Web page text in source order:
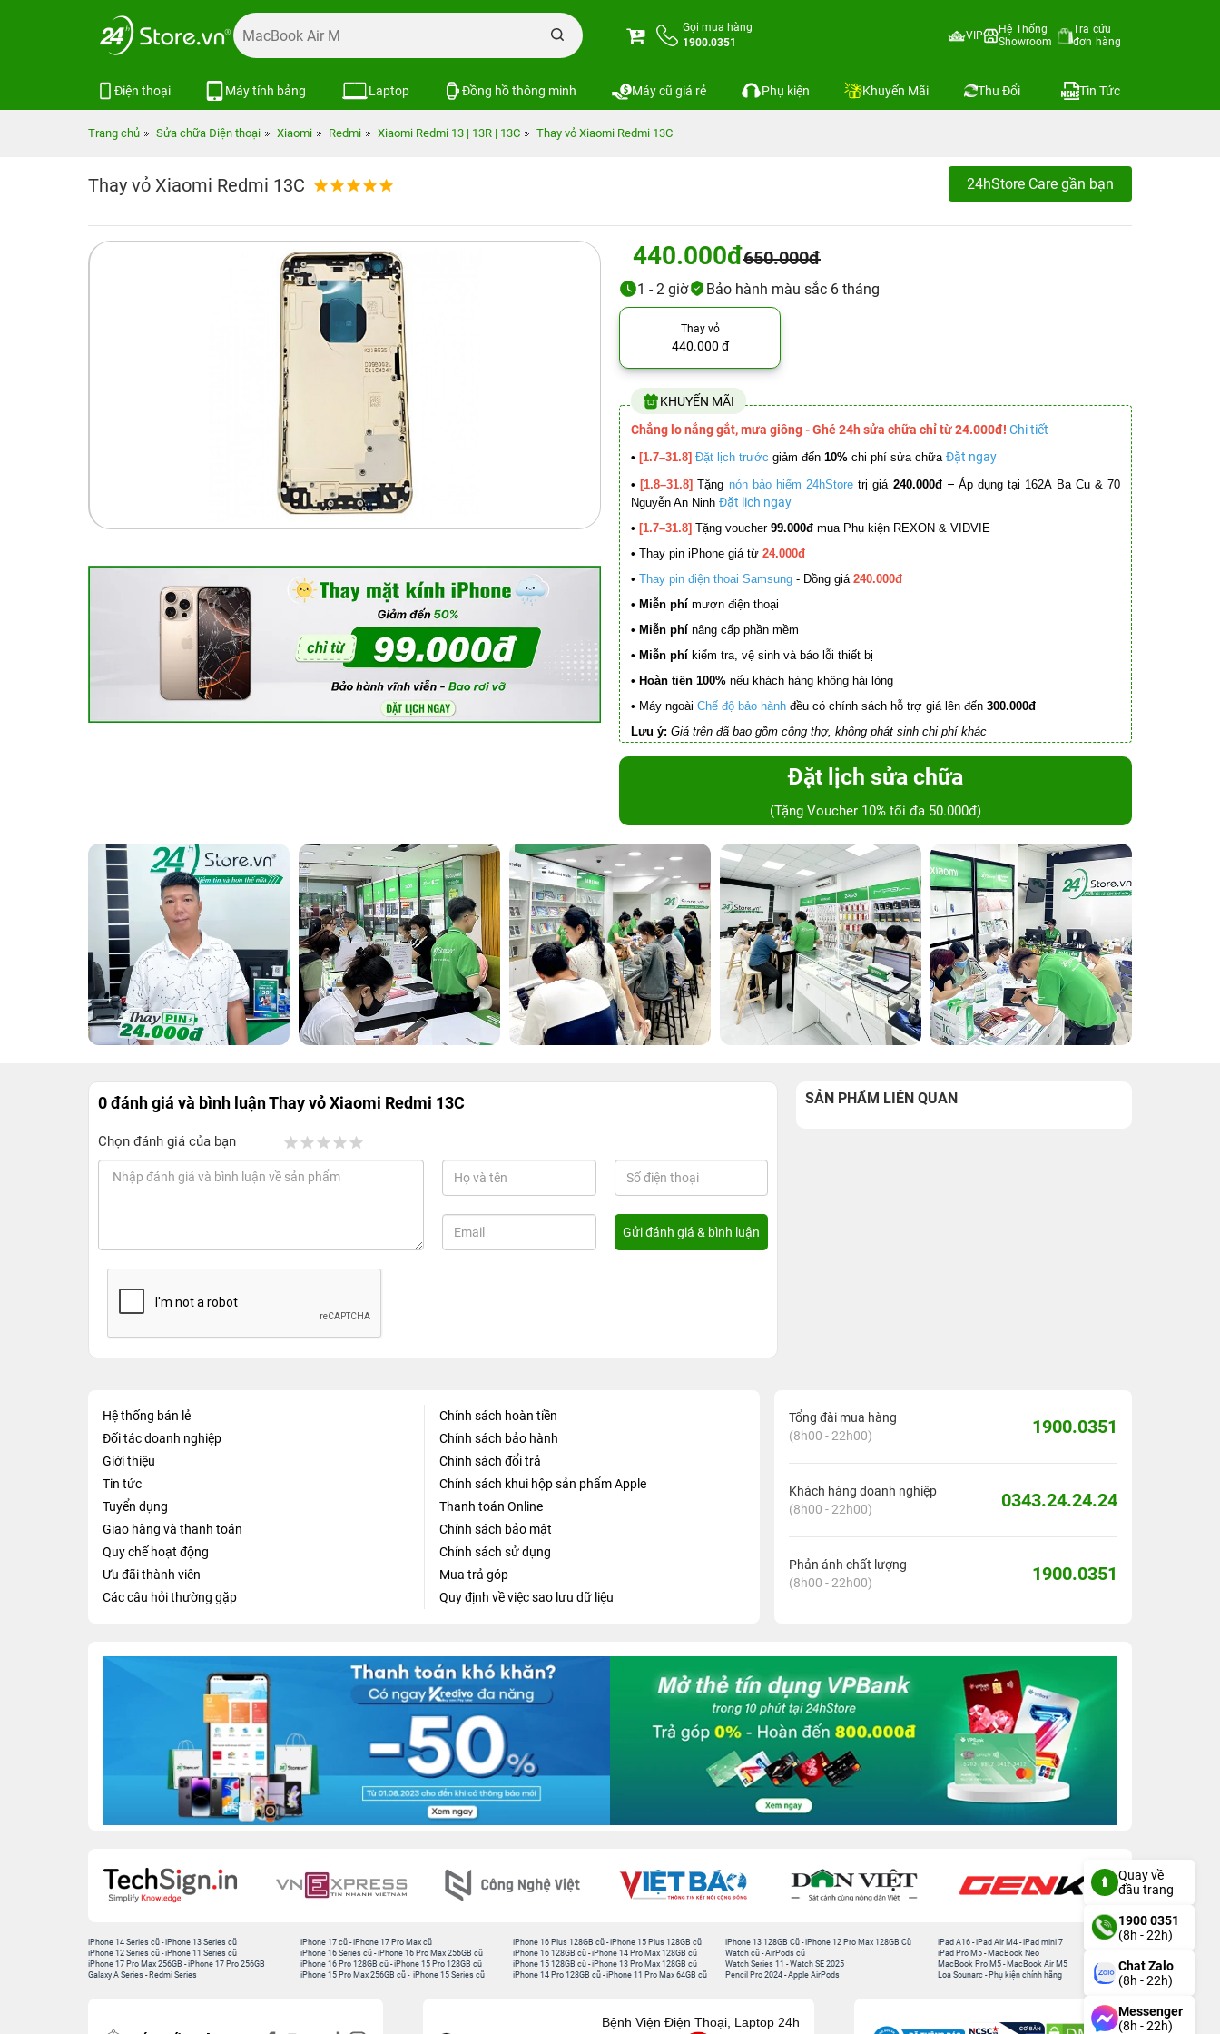
Gọi mua hàng
1900.0351
VIP
Hệ Thống
Showroom
Tra cứu
đơn hàng
Điện thoại Máy tính bảng Laptop Đồng hồ thông minh Máy cũ giá rẻ Phụ kiện Khuyến Mãi Thu Đổi Tin Tức
Trang chủ Sửa chữa Điện thoại Xiaomi Redmi Xiaomi Redmi 13 | 13R | 13C Thay vỏ Xiaomi Redmi 13C
Thay vỏ Xiaomi Redmi 13C 24hStore Care gần bạn
440.000đ650.000đ
1 - 2 giờ Bảo hành màu sắc 6 tháng
Thay vỏ
440.000 đ
KHUYẾN MÃI
Chẳng lo nắng gắt, mưa giông - Ghé 24h sửa chữa chỉ từ 24.000đ! Chi tiết
• [1.7–31.8] Đặt lịch trước giảm đến 10% chi phí sửa chữa Đặt ngay
• [1.8–31.8] Tặng nón bảo hiểm 24hStore trị giá 240.000đ – Áp dụng tại 162A Ba Cu & 70
Nguyễn An Ninh Đặt lịch ngay
• [1.7–31.8] Tặng voucher 99.000đ mua Phụ kiện REXON & VIDVIE
• Thay pin iPhone giá từ 24.000đ
• Thay pin điện thoại Samsung - Đồng giá 240.000đ
• Miễn phí mượn điện thoại
• Miễn phí nâng cấp phần mềm
• Miễn phí kiểm tra, vệ sinh và báo lỗi thiết bị
• Hoàn tiền 100% nếu khách hàng không hài lòng
• Máy ngoài Chế độ bảo hành đều có chính sách hỗ trợ giá lên đến 300.000đ
Lưu ý: Giá trên đã bao gồm công thợ, không phát sinh chi phí khác
Đặt lịch sửa chữa
(Tặng Voucher 10% tối đa 50.000đ)
0 đánh giá và bình luậnThay vỏ Xiaomi Redmi 13C
Chọn đánh giá của bạn
SẢN PHẨM LIÊN QUAN
Hệ thống bán lẻ
Đối tác doanh nghiệp
Giới thiệu
Tin tức
Tuyển dụng
Giao hàng và thanh toán
Quy chế hoạt động
Ưu đãi thành viên
Các câu hỏi thường gặp
Chính sách hoàn tiền
Chính sách bảo hành
Chính sách đổi trả
Chính sách khui hộp sản phẩm Apple
Thanh toán Online
Chính sách bảo mật
Chính sách sử dụng
Mua trả góp
Quy định về việc sao lưu dữ liệu
Tổng đài mua hàng
(8h00 - 22h00)
1900.0351
Khách hàng doanh nghiệp
(8h00 - 22h00)
0343.24.24.24
Phản ánh chất lượng
(8h00 - 22h00)
1900.0351
iPhone 14 Series cũ -iPhone 13 Series cũ
iPhone 12 Series cũ -iPhone 11 Series cũ
iPhone 17 Pro Max 256GB -iPhone 17 Pro 256GB
Galaxy A Series - Redmi Series
iPhone 17 cũ -iPhone 17 Pro Max cũ
iPhone 16 Series cũ - iPhone 16 Pro Max 256GB cũ
iPhone 16 Pro 128GB cũ -iPhone 15 Pro 128GB cũ
iPhone 15 Pro Max 256GB cũ - iPhone 15 Series cũ
iPhone 16 Plus 128GB cũ -iPhone 15 Plus 128GB cũ
iPhone 16 128GB cũ -iPhone 14 Pro Max 128GB cũ
iPhone 15 128GB cũ -iPhone 13 Pro Max 128GB cũ
iPhone 14 Pro 128GB cũ -iPhone 11 Pro Max 64GB cũ
iPhone 13 128GB Cũ -iPhone 12 Pro Max 128GB Cũ
Watch cũ -AirPods cũ
Watch Series 11 -Watch SE 2025
Pencil Pro 2024 -Apple AirPods
iPad A16 -iPad Air M4 -iPad mini 7
iPad Pro M5 - MacBook Neo
MacBook Pro M5 - MacBook Air M5
Loa Sounarc - Phụ kiện chính hãng
Bệnh Viện Điện Thoại, Laptop 24h
Quay về
đầu trang
1900 0351
(8h - 22h)
Chat Zalo
(8h - 22h)
Messenger
(8h - 22h)